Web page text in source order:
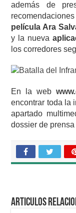
además de
película Ara
y la nueva
los corredores
En la web
encontrar toda la
apartado
dossier de
Articulos